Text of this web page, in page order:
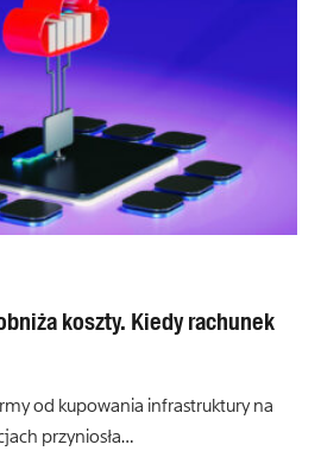
koszty. Kiedy rachunek
od kupowania infrastruktury na
przyniosła…